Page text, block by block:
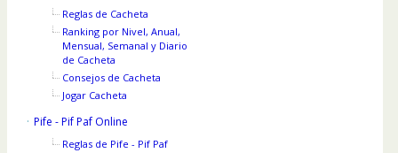
Reglas de Cacheta
Ranking por Nivel, Anual,
Mensual, Semanal y Diario
de Cacheta
Consejos de Cacheta
Jogar Cacheta
Pife - Pif Paf Online
Reglas de Pife - Pif Paf